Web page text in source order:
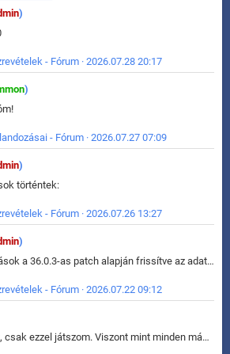
)
- Fórum · 2026.07.28 20:17
)
- Fórum · 2026.07.27 07:09
)
történtek:
- Fórum · 2026.07.26 13:27
)
Kártya változások a 36.0.3-as patch alapján frissítve az adatbázisban (képek is cserélve).
- Fórum · 2026.07.22 09:12
Amióta bejött, csak ezzel játszom. Viszont mint minden más - akár az alapjáték is, ez is baromira összetett lett. Néha már pár kör után is esélytelen az egész. Vagy irreállisan túltápol valaki, vagy lelép a partner, vagy csak hülye mint a segg. És amikor eljönne az én időm, na akkor jön el mindenki másé is. Engem jobban érdekelne, hogy ki milyen ratingen szokott játszani. Na ez lenne egy érdekes adat.